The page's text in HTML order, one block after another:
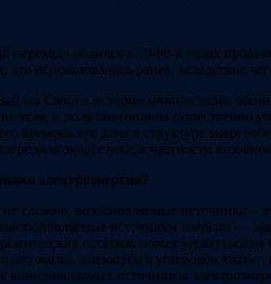
переход» родился в 70-80-х годах
что использовались ранее, вследствие
Смил в истории цивилизации
угля, и доля биотоплива существенно
времени его доля в структуре
энергетика, в частности
электроэнергии?
не сложно, возобновляемые источники
источники энергии —
остатков может затянуться
жизнь имеющихся углеродов хватит,
возобновляемых источников